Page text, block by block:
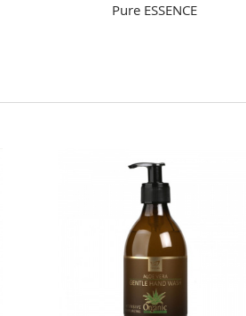
Pure ESSENCE